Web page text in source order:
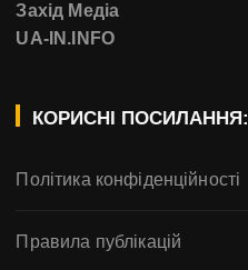
Захід Медіа
UA-IN.INFO
КОРИСНІ ПОСИЛАННЯ:
Політика конфіденційності
Правила публікацій